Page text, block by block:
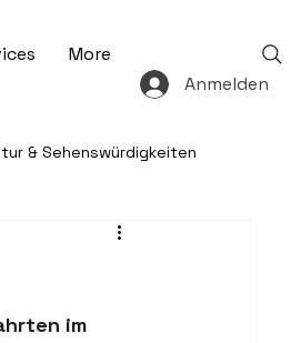
More
Anmelden
& Sehenswürdigkeiten
Ratgeber
im